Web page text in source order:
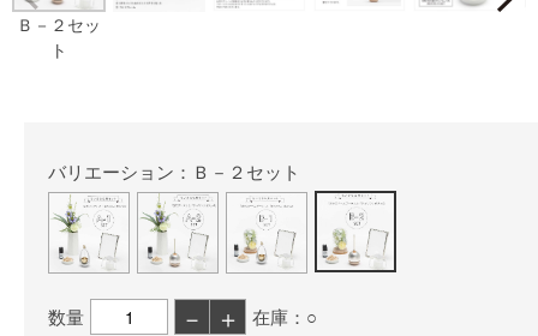
Ｂ－２セッ
ト
バリエーション：Ｂ－２セット
数量 － ＋
在庫：○